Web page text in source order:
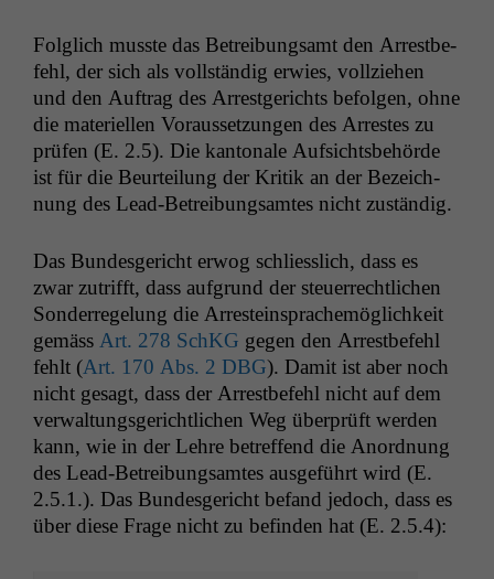
Fol­glich musste das Betrei­bungsamt den Arrest­be­
fehl, der sich als voll­ständig erwies, vol­lziehen
und den Auf­trag des Arrest­gerichts befol­gen, ohne
die materiellen Voraus­set­zun­gen des Arrestes zu
prüfen (E. 2.5). Die kan­tonale Auf­sichts­be­hörde
ist für die Beurteilung der Kri­tik an der Beze­ich­
nung des Lead-Betrei­bungsamtes nicht zuständig.
Das Bun­des­gericht erwog schliesslich, dass es
zwar zutrifft, dass auf­grund der steuer­rechtlichen
Son­der­regelung die Arrestein­sprachemöglichkeit
gemäss Art. 278 SchKG gegen den Arrest­be­fehl
fehlt (Art. 170 Abs. 2 DBG). Damit ist aber noch
nicht gesagt, dass der Arrest­be­fehl nicht auf dem
ver­wal­tungs­gerichtlichen Weg über­prüft wer­den
kann, wie in der Lehre betr­e­f­fend die Anord­nung
des Lead-Betrei­bungsamtes aus­ge­führt wird (E.
2.5.1.). Das Bun­des­gericht befand jedoch, dass es
über diese Frage nicht zu befind­en hat (E. 2.5.4):
Notwendige
Cookies
Diese